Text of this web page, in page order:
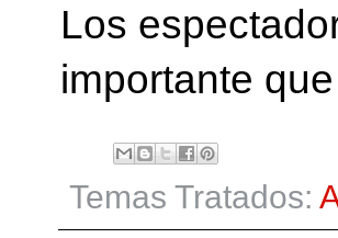
Los
importante
Temas Tratados: